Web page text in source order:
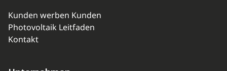
Kunden werben Kunden
Photovoltaik Leitfaden
Kontakt